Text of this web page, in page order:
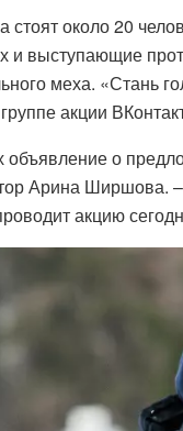
около 20
и выступающие
меха. «Стань
акции
о
Арина Ширшова.
акцию